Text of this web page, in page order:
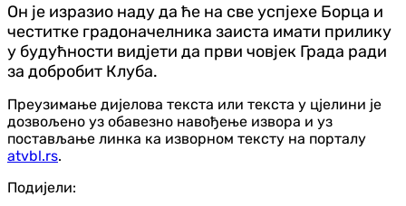
Он је изразио наду да ће на све успјехе Борца и
честитке градоначелника заиста имати прилику
у будућности видјети да први човјек Града ради
за добробит Клуба.
Преузимање дијелова текста или текста у цјелини је
дозвољено уз обавезно навођење извора и уз
постављање линка ка изворном тексту на порталу
atvbl.rs.
Подијели: